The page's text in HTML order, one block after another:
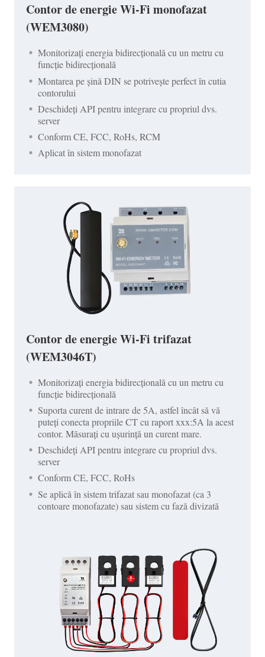
Contor de energie Wi-Fi monofazat
(WEM3080)
Monitorizați energia bidirecțională cu un metru cu
funcție bidirecțională
Montarea pe șină DIN se potrivește perfect în cutia
contorului
Deschideți API pentru integrare cu propriul dvs.
server
Conform CE, FCC, RoHs, RCM
Aplicat în sistem monofazat
Contor de energie Wi-Fi trifazat
(WEM3046T)
Monitorizați energia bidirecțională cu un metru cu
funcție bidirecțională
Suporta curent de intrare de 5A, astfel încât să vă
puteți conecta propriile CT cu raport xxx:5A la acest
contor. Măsurați cu ușurință un curent mare.
Deschideți API pentru integrare cu propriul dvs.
server
Conform CE, FCC, RoHs
Se aplică în sistem trifazat sau monofazat (ca 3
contoare monofazate) sau sistem cu fază divizată